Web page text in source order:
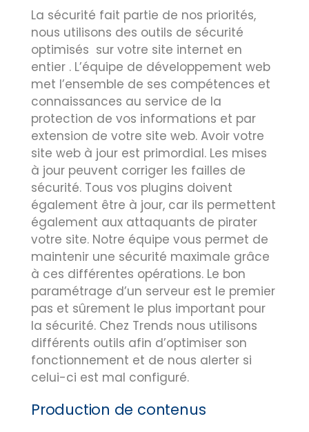
La sécurité fait partie de nos priorités,
nous utilisons des outils de sécurité
optimisés sur votre site internet en
entier . L’équipe de développement web
met l’ensemble de ses compétences et
connaissances au service de la
protection de vos informations et par
extension de votre site web. Avoir votre
site web à jour est primordial. Les mises
à jour peuvent corriger les failles de
sécurité. Tous vos plugins doivent
également être à jour, car ils permettent
également aux attaquants de pirater
votre site. Notre équipe vous permet de
maintenir une sécurité maximale grâce
à ces différentes opérations. Le bon
paramétrage d’un serveur est le premier
pas et sûrement le plus important pour
la sécurité. Chez Trends nous utilisons
différents outils afin d’optimiser son
fonctionnement et de nous alerter si
celui-ci est mal configuré.
Production de contenus